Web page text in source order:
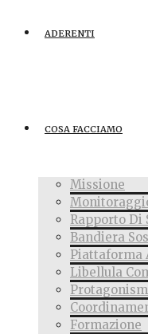
ADERENTI
COSA FACCIAMO
Missione
Rapporto Di
Bandiera
Piattaforma
Libellula
Formazione